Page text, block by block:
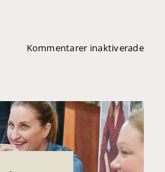
Kommentarer inaktiveradeför